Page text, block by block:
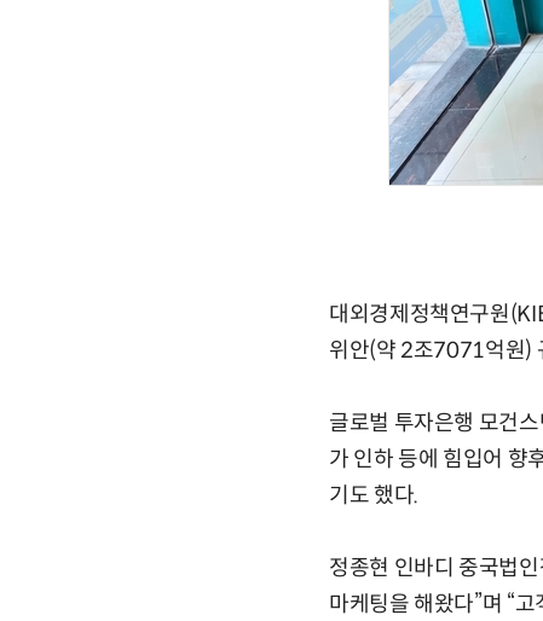
대외경제정책연구원
위안(약 2조7071억원)
글로벌 투자은행 모건
가 인하 등에 힘입어 향
기도 했다.
정종현 인바디 중국법
마케팅을 해왔다”며 “